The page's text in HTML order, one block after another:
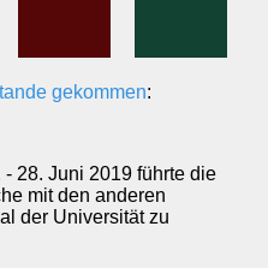
gekommen:
28. Juni 2019 führte die
mit den anderen
der Universität zu